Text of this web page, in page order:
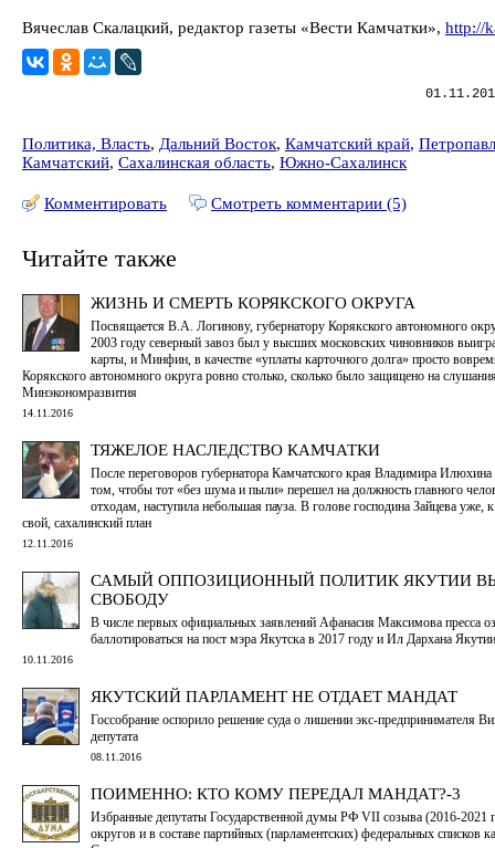
Вячеслав Скалацкий, редактор газеты «Вести Камчатки», http://
Политика, Власть, Дальний Восток, Камчатский край,
Камчатский, Сахалинская область, Южно-Сахалинск
Комментировать Смотреть комментарии (5)
Читайте также
ЖИЗНЬ И СМЕРТЬ КОРЯКСКОГО ОКРУГА
Посвящается В.А. Логинову, губернатору Корякского автономного
2003 году северный завоз был у высших московских чиновников
карты, и Минфин, в качестве «уплаты карточного долга» просто
Корякского автономного округа ровно столько, сколько было защищено на
Минэкономразвития
14.11.2016
ТЯЖЕЛОЕ НАСЛЕДСТВО КАМЧАТКИ
После переговоров губернатора Камчатского края Владимира
том, чтобы тот «без шума и пыли» перешел на должность главного
отходам, наступила небольшая пауза. В голове господина Зайцева уже,
свой, сахалинский план
12.11.2016
САМЫЙ ОППОЗИЦИОННЫЙ ПОЛИТИК ЯКУТИИ
СВОБОДУ
В числе первых официальных заявлений Афанасия Максимова пресса
баллотироваться на пост мэра Якутска в 2017 году и Ил Дархана
10.11.2016
ЯКУТСКИЙ ПАРЛАМЕНТ НЕ ОТДАЕТ МАНДАТ
Госсобрание оспорило решение суда о лишении экс-предпринимателя
депутата
08.11.2016
ПОИМЕННО: КТО КОМУ ПЕРЕДАЛ МАНДАТ?-3
Избранные депутаты Государственной думы РФ VII созыва (2016-2021
округов и в составе партийных (парламентских) федеральных списков